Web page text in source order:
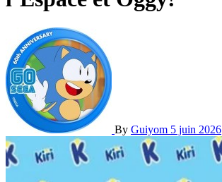
By Guiyom 5 juin 2026